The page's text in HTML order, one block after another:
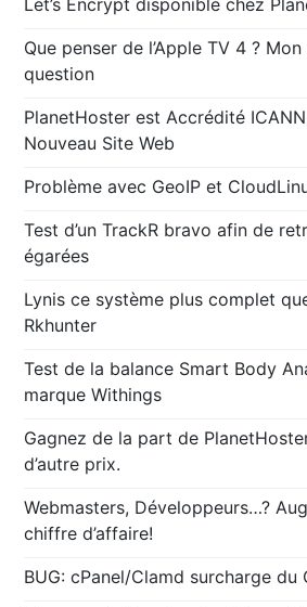
Que penser de l’Apple TV 4 ?
question
PlanetHoster est Accrédité
Nouveau Site Web
Problème avec GeoIP et
Test d’un TrackR bravo afin de
égarées
Lynis ce système plus complet
Rkhunter
Test de la balance Smart Body
marque Withings
Gagnez de la part de
d’autre prix.
Webmasters, Développeurs…?
chiffre d’affaire!
BUG: cPanel/Clamd surcharge du